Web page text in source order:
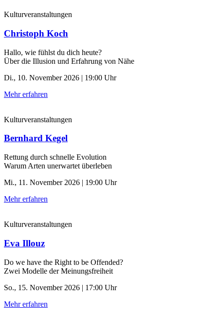
Kulturveranstaltungen
Christoph Koch
Hallo, wie fühlst du dich heute?
Über die Illusion und Erfahrung von Nähe
Di., 10. November 2026 | 19:00 Uhr
Mehr erfahren
Kulturveranstaltungen
Bernhard Kegel
Rettung durch schnelle ­Evolution
Warum Arten unerwartet überleben
Mi., 11. November 2026 | 19:00 Uhr
Mehr erfahren
Kulturveranstaltungen
Eva Illouz
Do we have the Right to be Offended?
Zwei Modelle der Meinungsfreiheit
So., 15. November 2026 | 17:00 Uhr
Mehr erfahren